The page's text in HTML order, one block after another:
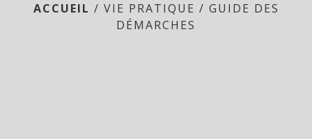
ACCUEIL / VIE PRATIQUE / GUIDE DES
DÉMARCHES